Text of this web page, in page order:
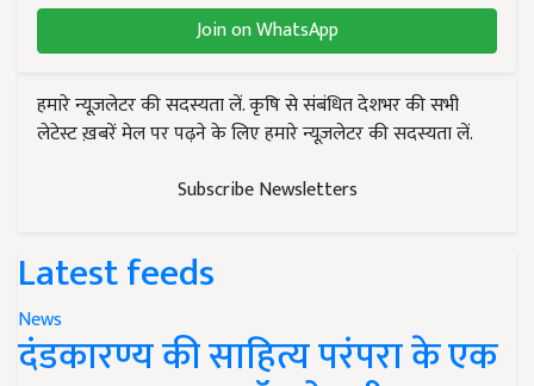
Join on WhatsApp
हमारे न्यूज़लेटर की सदस्यता लें. कृषि से संबंधित देशभर की सभी
लेटेस्ट ख़बरें मेल पर पढ़ने के लिए हमारे न्यूज़लेटर की सदस्यता लें.
Subscribe Newsletters
Latest feeds
News
दंडकारण्य की साहित्य परंपरा के एक